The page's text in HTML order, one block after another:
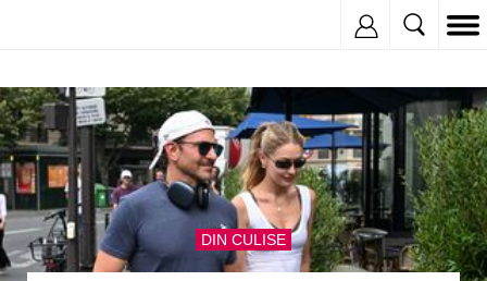
DIN CULISE